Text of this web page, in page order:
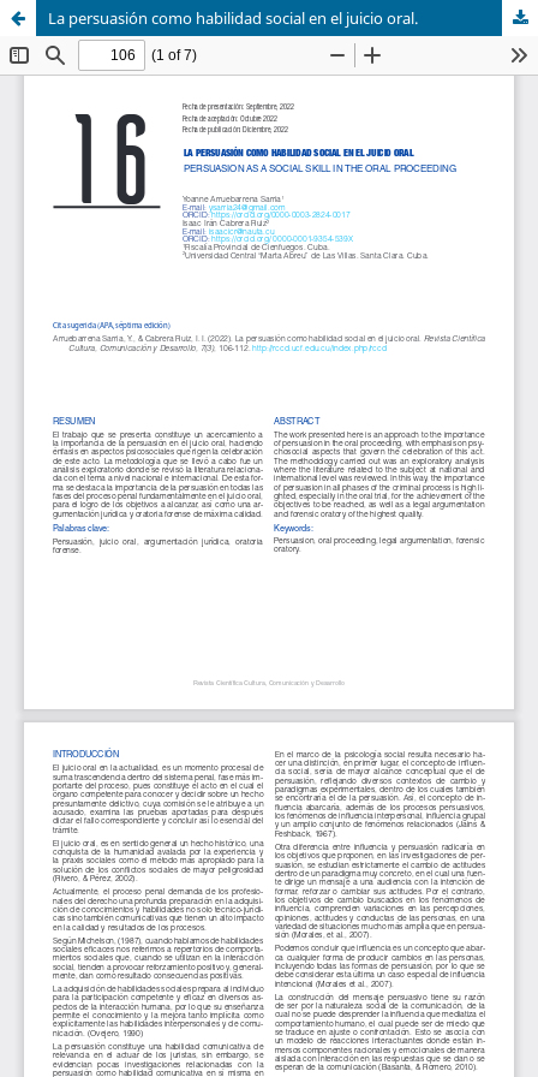
La persuasión como habilidad social en el juicio oral.